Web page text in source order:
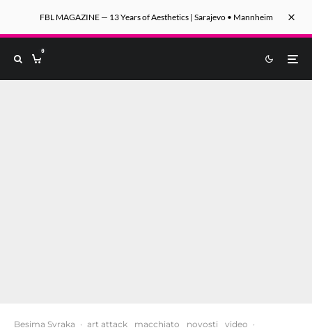
FBL MAGAZINE — 13 Years of Aesthetics | Sarajevo • Mannheim
0
Besima Svraka · art attack macchiato novosti video ·